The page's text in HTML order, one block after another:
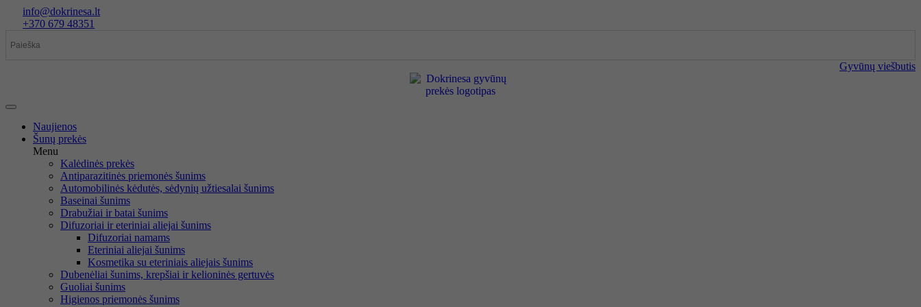
info@dokrinesa.lt
+370 679 48351
Gyvūnų viešbutis
Naujienos
Šunų prekės
Menu
Kalėdinės prekės
Antiparazitinės priemonės šunims
Automobilinės kėdutės, sėdynių užtiesalai šunims
Baseinai šunims
Drabužiai ir batai šunims
Difuzoriai ir eteriniai aliejai šunims
Difuzoriai namams
Eteriniai aliejai šunims
Kosmetika su eteriniais aliejais šunims
Dubenėliai šunims, krepšiai ir kelioninės gertuvės
Guoliai šunims
Higienos priemonės šunims